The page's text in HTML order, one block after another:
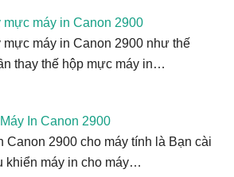
mực máy in Canon 2900
mực máy in Canon 2900 như thế
thay thế hộp mực máy in…
In Canon 2900
Canon 2900 cho máy tính là Bạn cài
khiển máy in cho máy…